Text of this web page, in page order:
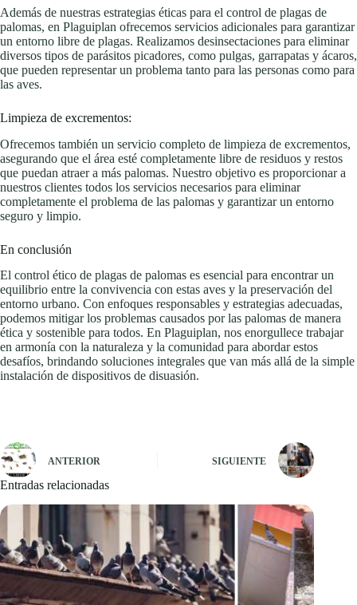
Además de nuestras estrategias éticas para el control de plagas de
palomas, en Plaguiplan ofrecemos servicios adicionales para garantizar
un entorno libre de plagas. Realizamos desinsectaciones para eliminar
diversos tipos de parásitos picadores, como pulgas, garrapatas y ácaros,
que pueden representar un problema tanto para las personas como para
las aves.
Limpieza de excrementos:
Ofrecemos también un servicio completo de limpieza de excrementos,
asegurando que el área esté completamente libre de residuos y restos
que puedan atraer a más palomas. Nuestro objetivo es proporcionar a
nuestros clientes todos los servicios necesarios para eliminar
completamente el problema de las palomas y garantizar un entorno
seguro y limpio.
En conclusión
El control ético de plagas de palomas es esencial para encontrar un
equilibrio entre la convivencia con estas aves y la preservación del
entorno urbano. Con enfoques responsables y estrategias adecuadas,
podemos mitigar los problemas causados ​​por las palomas de manera
ética y sostenible para todos. En Plaguiplan, nos enorgullece trabajar
en armonía con la naturaleza y la comunidad para abordar estos
desafíos, brindando soluciones integrales que van más allá de la simple
instalación de dispositivos de disuasión.
ANTERIOR SIGUIENTE
Entradas relacionadas